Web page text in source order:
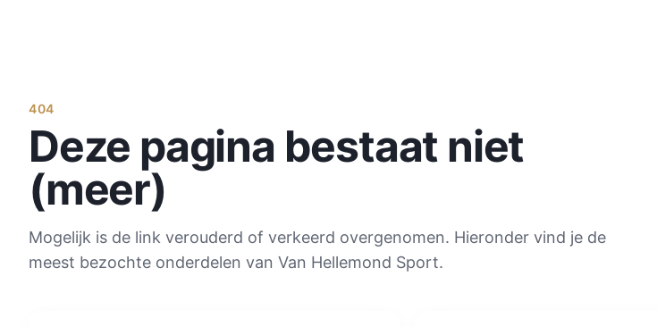
404
Deze pagina bestaat niet
(meer)
Mogelijk is de link verouderd of verkeerd overgenomen. Hieronder vind je de
meest bezochte onderdelen van Van Hellemond Sport.